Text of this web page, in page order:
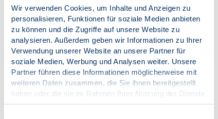
Wir verwenden Cookies, um Inhalte und Anzeigen zu
personalisieren, Funktionen für soziale Medien anbieten
zu können und die Zugriffe auf unsere Website zu
analysieren. Außerdem geben wir Informationen zu Ihrer
Verwendung unserer Website an unsere Partner für
soziale Medien, Werbung und Analysen weiter. Unsere
Partner führen diese Informationen möglicherweise mit
weiteren Daten zusammen, die Sie ihnen bereitgestellt
haben oder die sie im Rahmen Ihrer Nutzung der Dienste
gesammelt haben.
von Essenzufuhr und die Trainingsroutine zu einem Zwang
werden und die Athleten versuchen mittels ungesunder
Maßnahmen, dünner zu werden und in ihrem Sport
erfolgreich zu sein.
Dr. Sylvia Beisel, leitende Psychologin der
Psychosomatik-Abteilung der Salus Klinik in Lindow, wird
einen einleitenden Vortrag zum Thema Essstörungen im
Leistungssport halten. Sie wird auf die Besonderheiten der
Essstörung im Umfeld des Leistungssports eingehen und